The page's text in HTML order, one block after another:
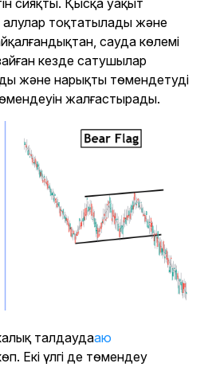
алулар тоқтатылады және
сауда көлемі
кезде сатушылар
және нарықты төмендетуді
жалғастырады.
талдаудааю
Екі үлгі де төмендеу